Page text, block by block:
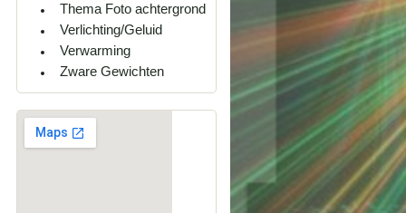
Thema Foto achtergrond
Verlichting/Geluid
Verwarming
Zware Gewichten